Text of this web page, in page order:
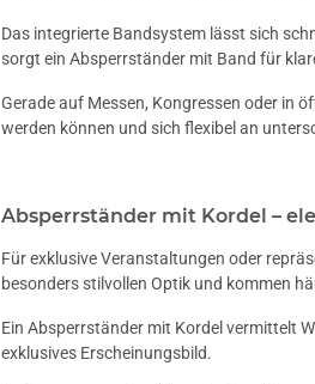
Das integrierte Bandsystem lässt sich
sorgt ein Absperrständer mit Band für
Gerade auf Messen, Kongressen oder in
werden können und sich flexibel an
Absperrständer mit Kordel –
Für exklusive Veranstaltungen oder
besonders stilvollen Optik und kommen
Ein Absperrständer mit Kordel vermittelt
exklusives Erscheinungsbild.